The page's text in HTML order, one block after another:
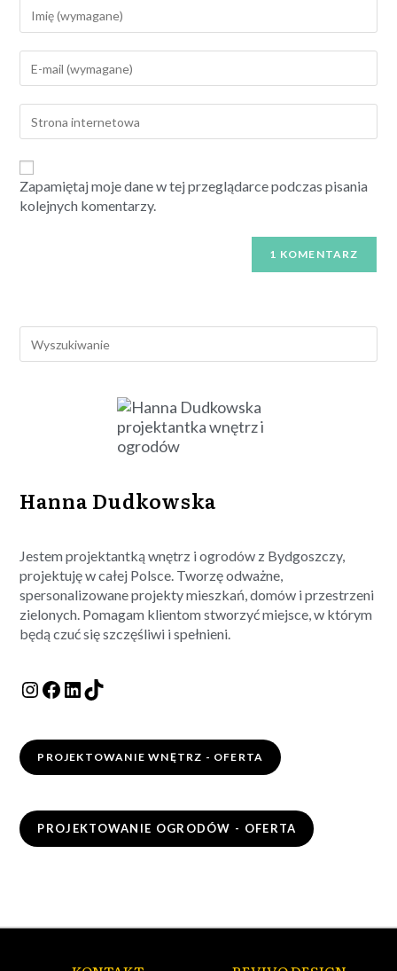
Zapamiętaj moje dane w tej przeglądarce podczas pisania
kolejnych komentarzy.
Hanna Dudkowska
Jestem projektantką wnętrz i ogrodów z Bydgoszczy,
projektuję w całej Polsce. Tworzę odważne,
spersonalizowane projekty mieszkań, domów i przestrzeni
zielonych. Pomagam klientom stworzyć miejsce, w którym
będą czuć się szczęśliwi i spełnieni.
PROJEKTOWANIE WNĘTRZ - OFERTA
PROJEKTOWANIE OGRODÓW - OFERTA